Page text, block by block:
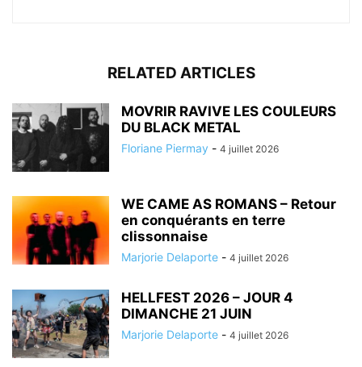
RELATED ARTICLES
MOVRIR RAVIVE LES COULEURS
DU BLACK METAL
Floriane Piermay - 4 juillet 2026
WE CAME AS ROMANS – Retour
en conquérants en terre
clissonnaise
Marjorie Delaporte - 4 juillet 2026
HELLFEST 2026 – JOUR 4
DIMANCHE 21 JUIN
Marjorie Delaporte - 4 juillet 2026